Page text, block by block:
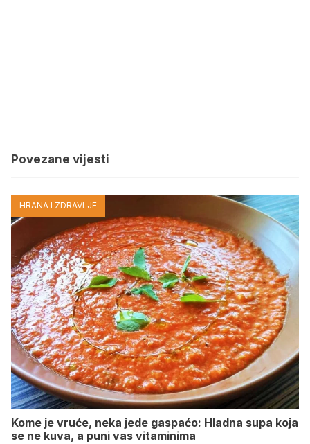
Povezane vijesti
HRANA I ZDRAVLJE
Kome je vruće, neka jede gaspaćo: Hladna supa koja
se ne kuva, a puni vas vitaminima